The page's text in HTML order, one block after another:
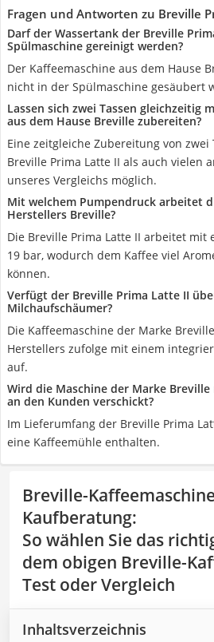
Fragen und Antworten zu Breville
Darf der Wassertank der Breville
Spülmaschine gereinigt werden?
Der Kaffeemaschine aus dem Hause
nicht in der Spülmaschine gesäubert
Lassen sich zwei Tassen gleichzeitig
aus dem Hause Breville zubereiten?
Eine zeitgleiche Zubereitung von
Breville Prima Latte II als auch vielen
unseres Vergleichs möglich.
Mit welchem Pumpendruck arbeitet
Herstellers Breville?
Die Breville Prima Latte II arbeitet mit
19 bar, wodurch dem Kaffee viel
können.
Verfügt der Breville Prima Latte II
Milchaufschäumer?
Die Kaffeemaschine der Marke
Herstellers zufolge mit einem
auf.
Wird die Maschine der Marke
an den Kunden verschickt?
Im Lieferumfang der Breville Prima
eine Kaffeemühle enthalten.
Breville-
Kaufberatung:
So wählen Sie das
dem obigen Breville-
Test oder Vergleich
Inhaltsverzeichnis